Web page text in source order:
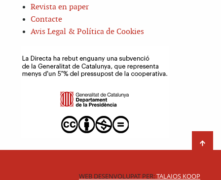
Revista en paper
Contacte
Avis Legal & Política de Cookies
WEB DESENVOLUPAT PER:TALAIOS KOOP